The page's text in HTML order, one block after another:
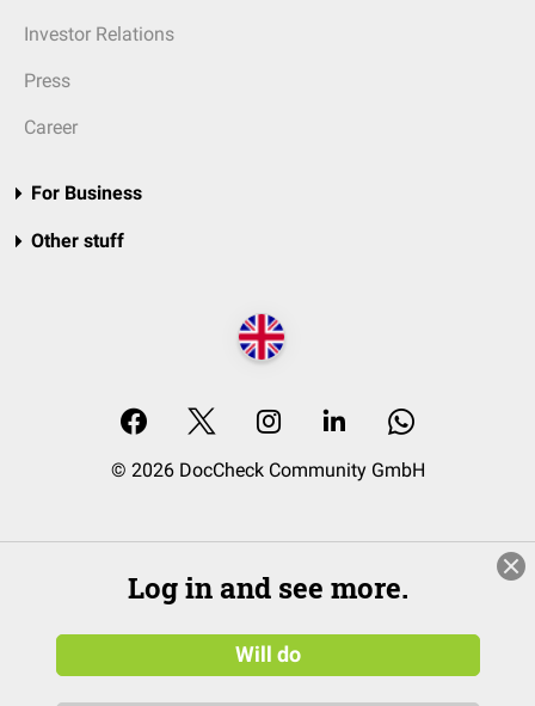
Investor Relations
Press
Career
For Business
Other stuff
© 2026 DocCheck Community GmbH
Log in and see more.
Will do